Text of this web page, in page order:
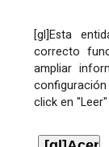
[gl]Esta
correcto
ampliar
click en "Leer"